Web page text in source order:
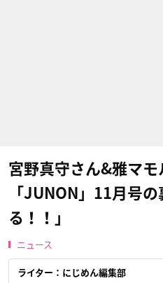
宮野真守さん&雅マモ
「JUNON」11月号
る！！」
ニュース
ライター：にじめん編集部